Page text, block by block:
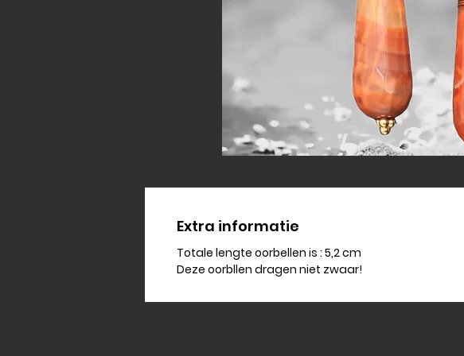
Extra informatie
Totale lengte oorbellen is : 5,2 cm
Deze oorbllen dragen niet zwaar!